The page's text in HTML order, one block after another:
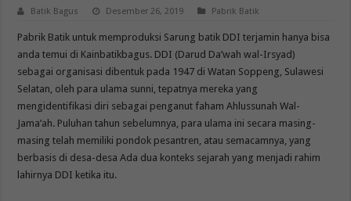
Batik Bagus Desember 26, 2019 Pabrik Batik
Pabrik Batik untuk memproduksi Sarung batik DDI terjamin hanya bisa
anda temui di Kainbatikbagus. DDI (Darud Da’wah wal-Irsyad)
sebagai organisasi dibentuk pada 1947 di Watan Soppeng, Sulawesi
Selatan, oleh para ulama sunni, tepatnya mereka yang
mengidentifikasi diri sebagai penganut faham Ahlussunah Wal-
Jama’ah. Puluhan tahun sebelumnya, para ulama ini secara masing-
masing telah memiliki pondok pesantren, atau semacamnya, yang
berbasis di desa-desa Ada dua konteks sejarah yang menjadi rahim
lahirnya DDI ketika itu.